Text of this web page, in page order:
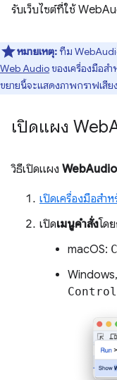
รับเว็บไซต์ที่ใช้
หมายเหตุ: ทีม
Web Audio ของเครื่องมือส
ขยายนี้จะแสดงภาพกราฟเสี
เปิดแผง Web
วิธีเปิดแผง WebAudio
เปิดเครื่องมือสำ
เปิดเมนูคำสั่งโด
macOS:
Control